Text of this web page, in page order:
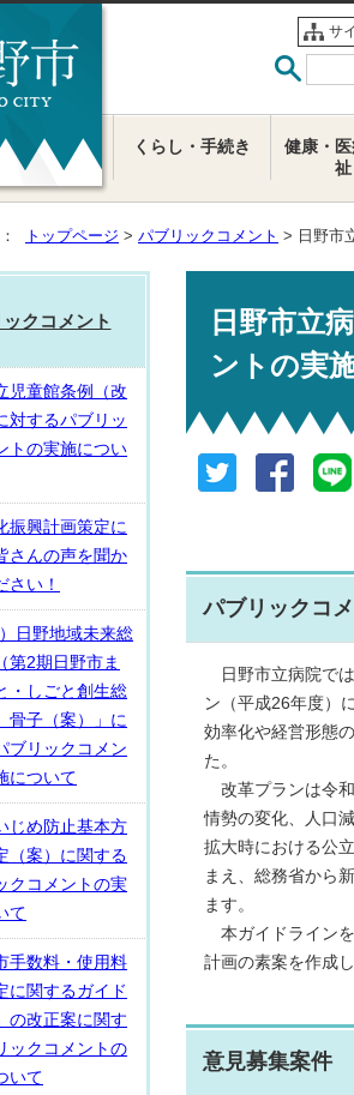
サ
くらし・手続き
健康・
祉
トップページ > パブリックコメント > 日野市
日野市立
ントの実
パブリックコ
日野市立病院で
ン（平成26年度）
効率化や経営形態
た。
改革プランは令
情勢の変化、人口
拡大時における公
まえ、総務省から
ます。
本ガイドライン
計画の素案を作成
意見募集案件
クコメント
児童館条例（改
対するパブリッ
トの実施につい
振興計画策定に
さんの声を聞か
さい！
）日野地域未来総
第2期日野市ま
・しごと創生総
子（案）」に
ブリックコメン
について
じめ防止基本方
（案）に関する
クコメントの実
て
手数料・使用料
に関するガイド
の改正案に関す
ックコメントの
いて